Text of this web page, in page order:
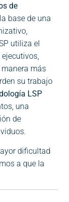
de
base de una
utiliza el
más
su trabajo
LSP
una
de
dificultad
a que la